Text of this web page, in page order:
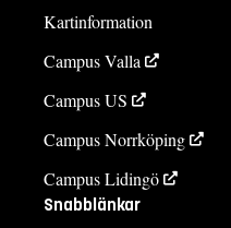
Kartinformation
Campus Valla
Campus US
Campus Norrköping
Campus Lidingö
Snabblänkar